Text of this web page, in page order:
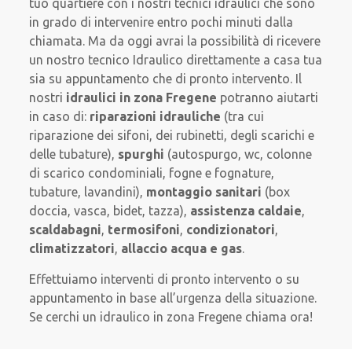
tuo quartiere con i nostri tecnici idraulici che sono
in grado di intervenire entro pochi minuti dalla
chiamata. Ma da oggi avrai la possibilità di ricevere
un nostro tecnico Idraulico direttamente a casa tua
sia su appuntamento che di pronto intervento. Il
nostri idraulici in zona Fregene potranno aiutarti
in caso di: riparazioni idrauliche (tra cui
riparazione dei sifoni, dei rubinetti, degli scarichi e
delle tubature), spurghi (autospurgo, wc, colonne
di scarico condominiali, fogne e fognature,
tubature, lavandini), montaggio sanitari (box
doccia, vasca, bidet, tazza), assistenza caldaie,
scaldabagni, termosifoni, condizionatori,
climatizzatori, allaccio acqua e gas.
Effettuiamo interventi di pronto intervento o su
appuntamento in base all’urgenza della situazione.
Se cerchi un idraulico in zona Fregene chiama ora!